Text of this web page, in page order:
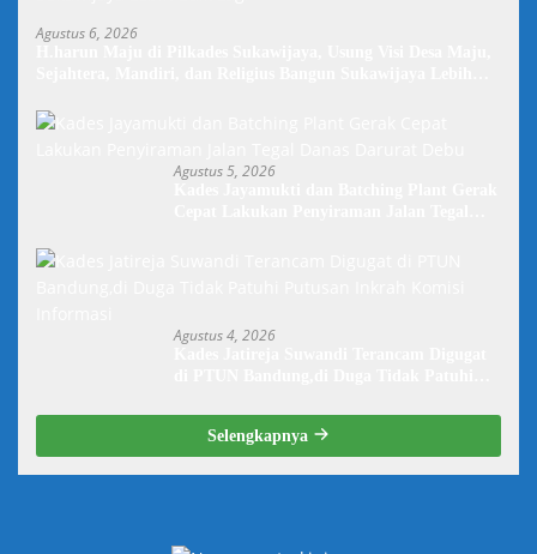
Agustus 6, 2026
Agustus 5, 2026
Agustus 4, 2026
Selengkapnya